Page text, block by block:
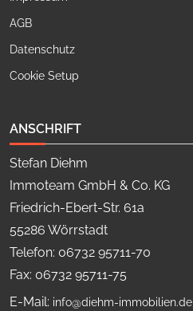
AGB
Datenschutz
Cookie Setup
ANSCHRIFT
Stefan Diehm
Immoteam GmbH & Co. KG
Friedrich-Ebert-Str. 61a
55286 Wörrstadt
Telefon: 06732 95711-70
Fax: 06732 95711-75
E-Mail: info@diehm-immobilien.de